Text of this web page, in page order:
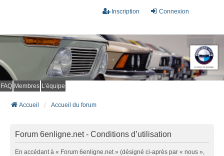
Connexion
Inscription
FAQ Membres L’équipe
Accueil Accueil du forum
Forum 6enligne.net - Conditions d’utilisation
En accédant à « Forum 6enligne.net » (désigné ci-après par « nous »,